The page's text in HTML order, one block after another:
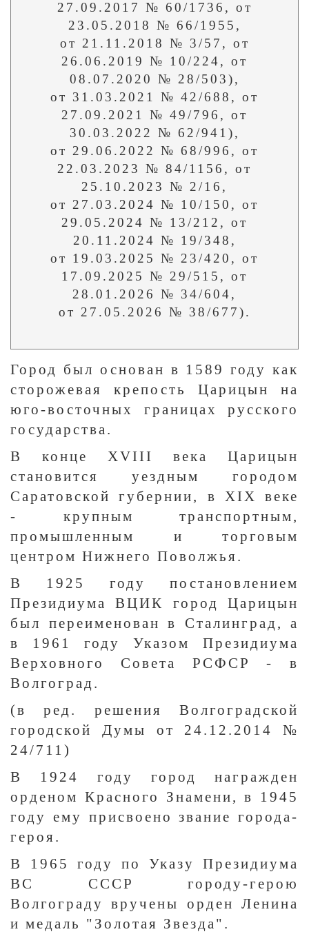
27.09.2017 № 60/1736, от
23.05.2018 № 66/1955,
от 21.11.2018 № 3/57, от
26.06.2019 № 10/224, от
08.07.2020 № 28/503),
от 31.03.2021 № 42/688, от
27.09.2021 № 49/796, от
30.03.2022 № 62/941),
от 29.06.2022 № 68/996, от
22.03.2023 № 84/1156, от
25.10.2023 № 2/16,
от 27.03.2024 № 10/150, от
29.05.2024 № 13/212, от
20.11.2024 № 19/348,
от 19.03.2025 № 23/420, от
17.09.2025 № 29/515, от
28.01.2026 № 34/604,
от 27.05.2026 № 38/677).
Город был основан в 1589 году как
сторожевая крепость Царицын на
юго-восточных границах русского
государства.
В конце XVIII века Царицын
становится уездным городом
Саратовской губернии, в XIX веке
- крупным транспортным,
промышленным и торговым
центром Нижнего Поволжья.
В 1925 году постановлением
Президиума ВЦИК город Царицын
был переименован в Сталинград, а
в 1961 году Указом Президиума
Верховного Совета РСФСР - в
Волгоград.
(в ред. решения Волгоградской
городской Думы от 24.12.2014 №
24/711)
В 1924 году город награжден
орденом Красного Знамени, в 1945
году ему присвоено звание города-
героя.
В 1965 году по Указу Президиума
ВС СССР городу-герою
Волгограду вручены орден Ленина
и медаль "Золотая Звезда".